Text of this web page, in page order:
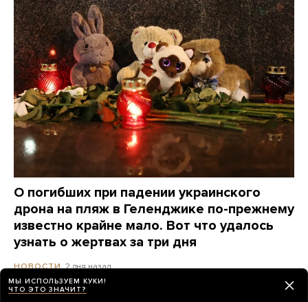
О погибших при падении украинского
дрона на пляж в Геленджике по-прежнему
известно крайне мало. Вот что удалось
узнать о жертвах за три дня
НОВОСТИ 2 дня назад
МЫ ИСПОЛЬЗУЕМ КУКИ!
ЧТО ЭТО ЗНАЧИТ?